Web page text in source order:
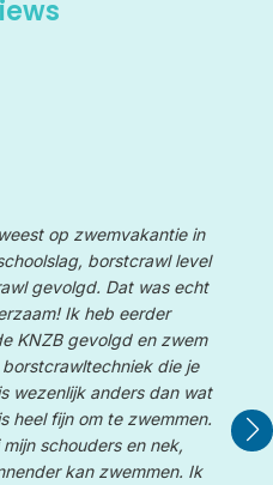
op zwemvakantie in
borstcrawl level
gevolgd. Dat was echt
Ik heb eerder
KNZB gevolgd en zwem
die je
wezenlijk anders dan wat
heel fijn om te zwemmen.
schouders en nek,
kan zwemmen. Ik